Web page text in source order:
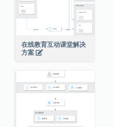
在线教育互动课堂解决
方案